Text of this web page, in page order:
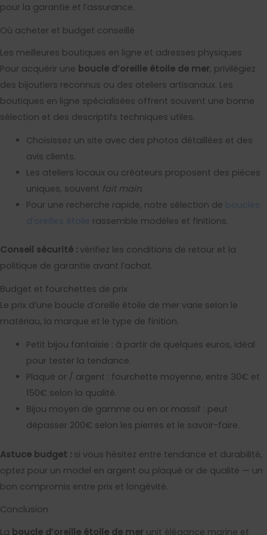
pour la garantie et l’assurance.
Où acheter et budget conseillé
Les meilleures boutiques en ligne et adresses physiques
Pour acquérir une boucle d’oreille étoile de mer, privilégiez
des bijoutiers reconnus ou des ateliers artisanaux. Les
boutiques en ligne spécialisées offrent souvent une bonne
sélection et des descriptifs techniques utiles.
Choisissez un site avec des photos détaillées et des
avis clients.
Les ateliers locaux ou créateurs proposent des pièces
uniques, souvent fait main.
Pour une recherche rapide, notre sélection de boucles
d’oreilles étoile rassemble modèles et finitions.
Conseil sécurité : vérifiez les conditions de retour et la
politique de garantie avant l’achat.
Budget et fourchettes de prix
Le prix d’une boucle d’oreille étoile de mer varie selon le
matériau, la marque et le type de finition.
Petit bijou fantaisie : à partir de quelques euros, idéal
pour tester la tendance.
Plaqué or / argent : fourchette moyenne, entre 30€ et
150€ selon la qualité.
Bijou moyen de gamme ou en or massif : peut
dépasser 200€ selon les pierres et le savoir-faire.
Astuce budget : si vous hésitez entre tendance et durabilité,
optez pour un model en argent ou plaqué or de qualité — un
bon compromis entre prix et longévité.
Conclusion
La boucle d’oreille étoile de mer unit élégance marine et